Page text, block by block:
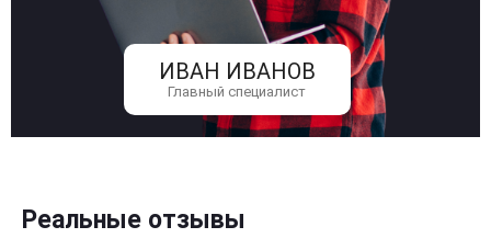
ИВАН ИВАНОВ
Главный специалист
Реальные отзывы